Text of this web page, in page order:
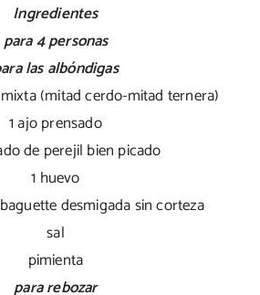
Ingredientes
para 4 personas
las albóndigas
(mitad cerdo-mitad ternera)
1 ajo prensado
de perejil bien picado
1 huevo
desmigada sin corteza
sal
pimienta
para rebozar